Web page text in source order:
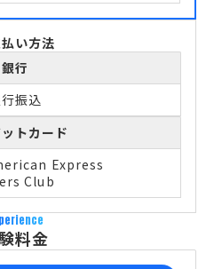
い方法
銀行
振込
トカード
Express
Club
料金